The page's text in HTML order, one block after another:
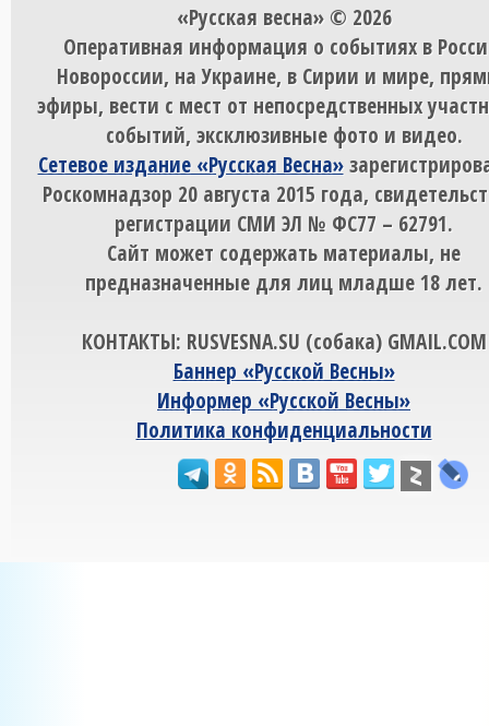
«Русская весна» © 2026
Оперативная информация о событиях в
Новороссии, на Украине, в Сирии и мире,
эфиры, вести с мест от непосредственных
событий, эксклюзивные фото и видео.
Сетевое издание «Русская Весна»
Роскомнадзор 20 августа 2015 года,
регистрации СМИ ЭЛ № ФС77 – 62791.
Сайт может содержать материалы, не
предназначенные для лиц младше 18 лет.
КОНТАКТЫ: RUSVESNA.SU (собака) GMAIL.COM
Баннер «Русской Весны»
Информер «Русской Весны»
Политика конфиденциальности